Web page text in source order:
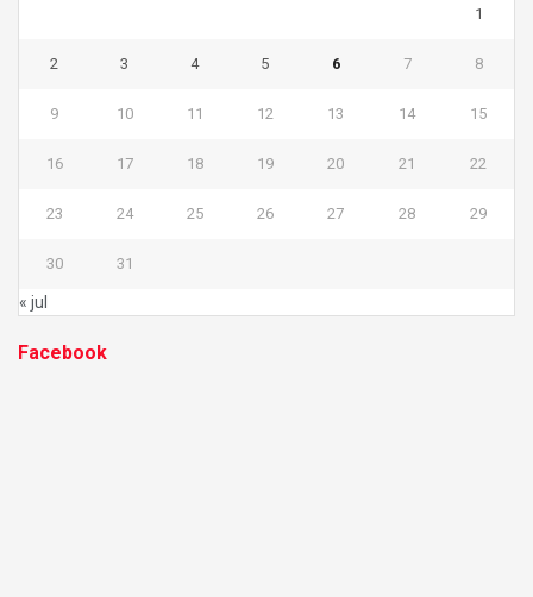
1
2 3 4 5 6 7 8
9 10 11 12 13 14 15
16 17 18 19 20 21 22
23 24 25 26 27 28 29
30 31
« jul
Facebook